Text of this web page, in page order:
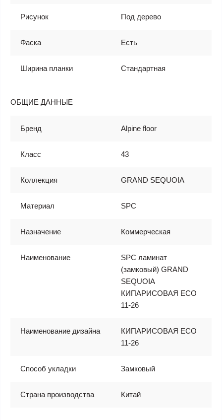
Рисунок Под дерево
Фаска Есть
Ширина планки Стандартная
ОБЩИЕ ДАННЫЕ
Бренд Alpine floor
Класс 43
Коллекция GRAND SEQUOIA
Материал SPC
Назначение Коммерческая
Наименование
SPC ламинат
(замковый) GRAND
SEQUOIA
КИПАРИСОВАЯ ECO
11-26
Наименование дизайна
КИПАРИСОВАЯ ECO
11-26
Способ укладки Замковый
Страна производства Китай